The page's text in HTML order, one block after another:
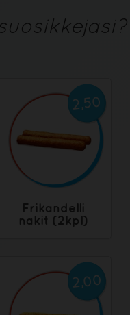
2,50
Frikandelli
nakit (2kpl)
2,00